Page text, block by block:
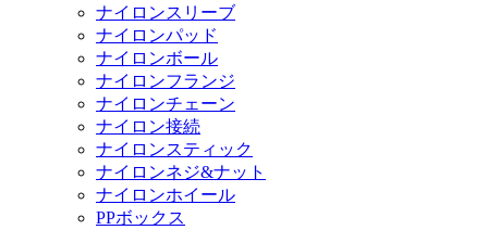
ナイロンスリーブ
ナイロンパッド
ナイロンボール
ナイロンフランジ
ナイロンチェーン
ナイロン接続
ナイロンスティック
ナイロンネジ&ナット
ナイロンホイール
PPボックス